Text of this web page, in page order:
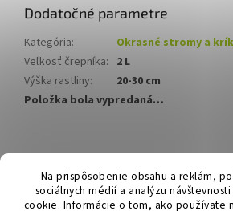
Na prispôsobenie obsahu a reklám,
sociálnych médií a analýzu
cookie. Informácie o tom, ako používate
Dodatočné parametre
Kategória:
Okrasné stromy a
Veľkosť črepníka: 2 L
Výška rastliny:
20-30 cm
Položka bola vypredaná…
á
Hurmikaki.com